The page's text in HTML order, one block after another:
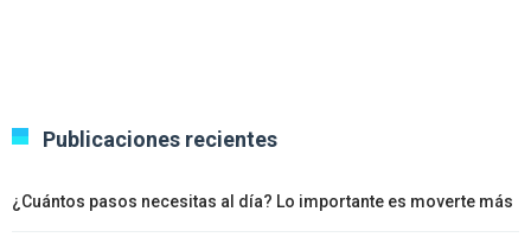
Publicaciones recientes
¿Cuántos pasos necesitas al día? Lo importante es moverte más